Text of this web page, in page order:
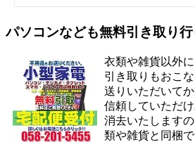
索:
パソコンなども無料引き取り行
衣類や雑貨以外
引き取りもおこ
送りいただいて
信頼していただ
消去いたします
類や雑貨と同梱